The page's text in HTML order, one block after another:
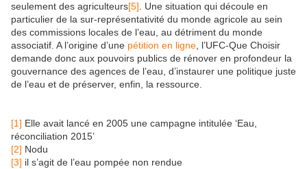
seulement des agriculteurs[5] . Une situation qui découle en
particulier de la sur-représentativité du monde agricole au sein
des commissions locales de l’eau, au détriment du monde
associatif. A l’origine d’une pétition en ligne , l’UFC-Que Choisir
demande donc aux pouvoirs publics de rénover en profondeur la
gouvernance des agences de l’eau, d’instaurer une politique juste
de l’eau et de préserver, enfin, la ressource.
[1] Elle avait lancé en 2005 une campagne intitulée ‘Eau,
réconciliation 2015’
[2] Nodu
[3] il s’agit de l’eau pompée non rendue